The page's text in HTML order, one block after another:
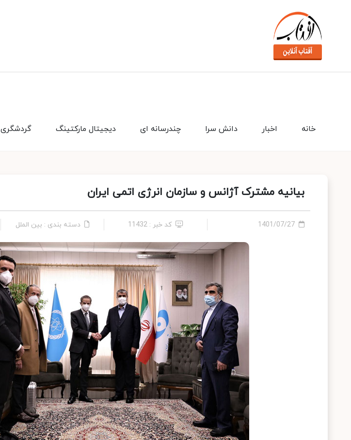
گردشگری دیجیتال مارکتینگ چندرسانه ای دانش سرا اخبار خانه
بیانیه مشترک آژانس و سازمان انرژی اتمی ایران
1401/07/27 کد خبر : 11432 دسته بندی : بین الملل